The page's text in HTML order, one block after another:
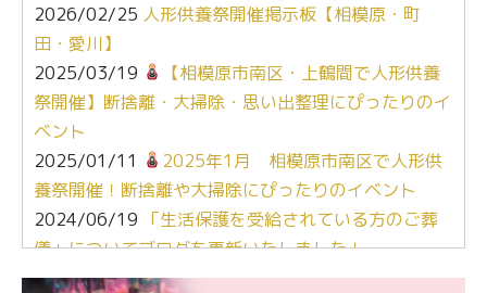
2026/02/25 人形供養祭開催掲示板【相模原・町
田・愛川】
2025/03/19
【相模原市南区・上鶴間で人形供養
祭開催】断捨離・大掃除・思い出整理にぴったりのイ
ベント
2025/01/11
2025年1月 相模原市南区で人形供
養祭開催！断捨離や大掃除にぴったりのイベント
2024/06/19 「生活保護を受給されている方のご葬
儀」についてブログを更新いたしました！
2024/03/06【終活なるほど教室】「マンガで学